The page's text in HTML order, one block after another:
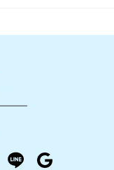
youtubeline